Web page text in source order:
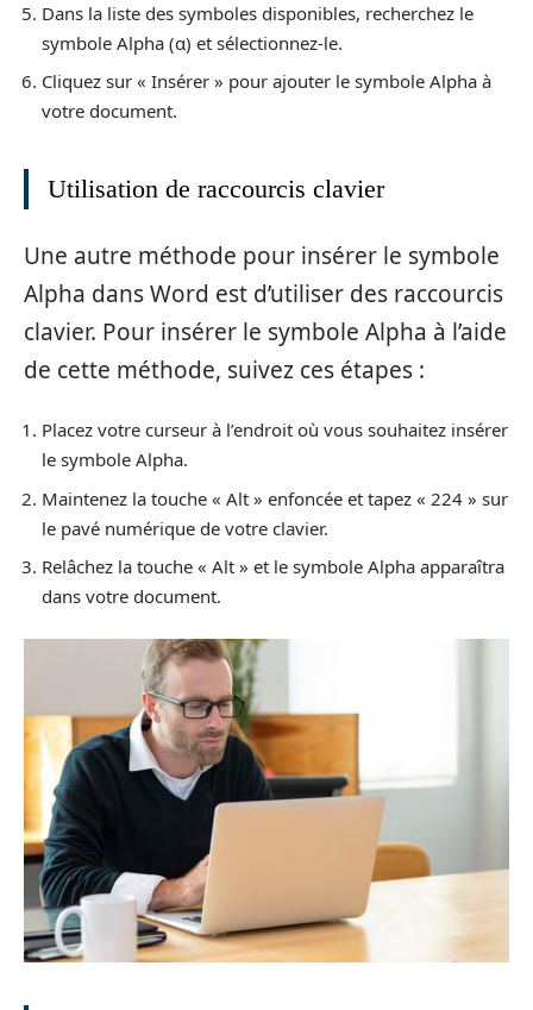
Dans la liste des symboles disponibles, recherchez le
symbole Alpha (α) et sélectionnez-le.
Cliquez sur « Insérer » pour ajouter le symbole Alpha à
votre document.
Utilisation de raccourcis clavier
Une autre méthode pour insérer le symbole
Alpha dans Word est d’utiliser des raccourcis
clavier. Pour insérer le symbole Alpha à l’aide
de cette méthode, suivez ces étapes :
Placez votre curseur à l’endroit où vous souhaitez insérer
le symbole Alpha.
Maintenez la touche « Alt » enfoncée et tapez « 224 » sur
le pavé numérique de votre clavier.
Relâchez la touche « Alt » et le symbole Alpha apparaîtra
dans votre document.